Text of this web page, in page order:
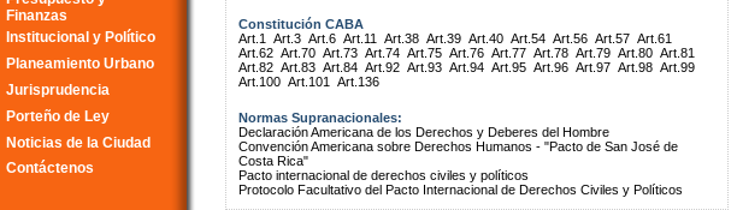
Finanzas
Institucional y Político
Planeamiento Urbano
Jurisprudencia
Porteño de Ley
Noticias de la Ciudad
Contáctenos
Constitución CABA
Art.1
Art.3 Art.6 Art.11 Art.38 Art.39 Art.40 Art.54 Art.56 Art.57 Art.61
Art.62 Art.70 Art.73 Art.74 Art.75 Art.76 Art.77 Art.78 Art.79 Art.80 Art.81
Art.82 Art.83 Art.84 Art.92 Art.93 Art.94 Art.95 Art.96 Art.97 Art.98 Art.99
Art.100 Art.101 Art.136
Normas Supranacionales:
Declaración Americana de los Derechos y Deberes del Hombre
Convención Americana sobre Derechos Humanos - "Pacto de San José de
Costa Rica"
Pacto internacional de derechos civiles y políticos
Protocolo Facultativo del Pacto Internacional de Derechos Civiles y Políticos